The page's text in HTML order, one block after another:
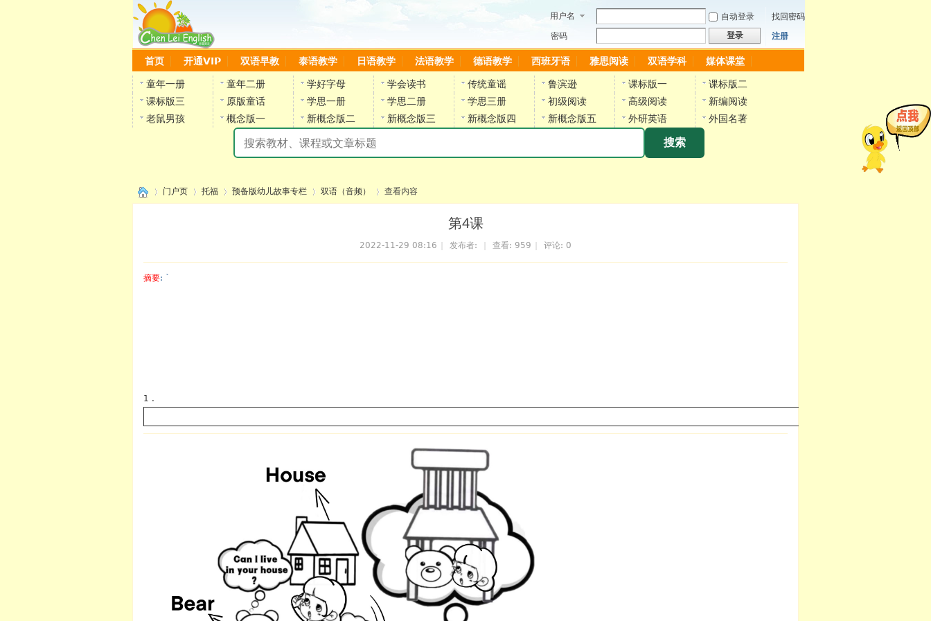
用户名 自动登录
找回密码
密码
登录 注册
首页 开通VIP 双语早教 泰语教学 日语教学 法语教学 德语教学 西班牙语 雅思阅读 双语学科 媒体课堂
童年一册 童年二册 学好字母 学会读书 传统童谣 鲁滨逊 课标版一
课标版二
课标版三
原版童话 学思一册 学思二册 学思三册 初级阅读 高级阅读
新编阅读
老鼠男孩
概念版一 新概念版二 新概念版三 新概念版四 新概念版五 外研英语 外国名著
搜索
门户页 托福 预备版幼儿故事专栏 双语（音频）
›
查看内容
第4课
2022-11-29 08:16 发布者: 查看: 959 评论: 0
摘要: `
1 .